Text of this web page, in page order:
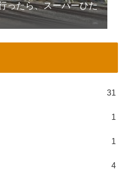
ったら、スーパーひた
31
1
1
4